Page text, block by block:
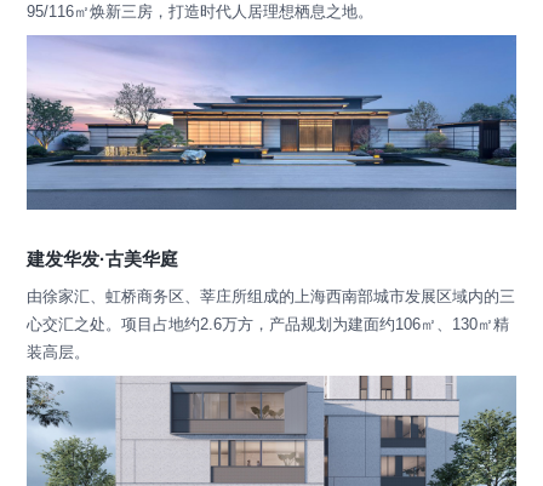
95/116㎡焕新三房，打造时代人居理想栖息之地。
建发华发·古美华庭
由徐家汇、虹桥商务区、莘庄所组成的上海西南部城市发展区域内的三
心交汇之处。项目占地约2.6万方，产品规划为建面约106㎡、130㎡精
装高层。